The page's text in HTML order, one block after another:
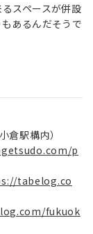
スペースが併設
あるんだそうで
倉駅構内）
p
tabelog.co
fukuok